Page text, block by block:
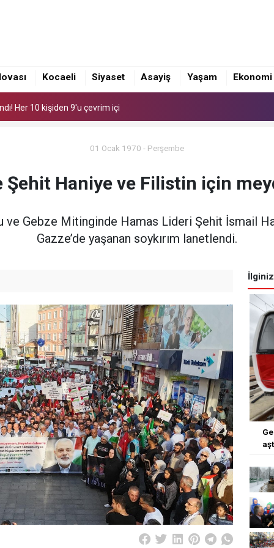
Kocaeli Siyaset Asayiş Yaşam Ekonomi
Müjde
01 Ocak 1970 - Perşembe
Şehit Haniye ve Filistin için
Gebze Mitinginde Hamas Lideri Şehit İsmail
Gazze’de yaşanan soykırım lanetlendi.